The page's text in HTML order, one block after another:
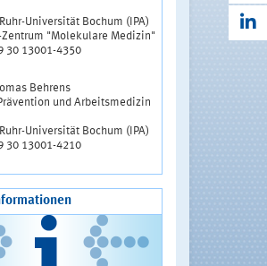
Universität Bochum (IPA)
Zentrum "Molekulare Medizin"
30 13001-4350
Behrens
und Arbeitsmedizin
Universität Bochum (IPA)
30 13001-4210